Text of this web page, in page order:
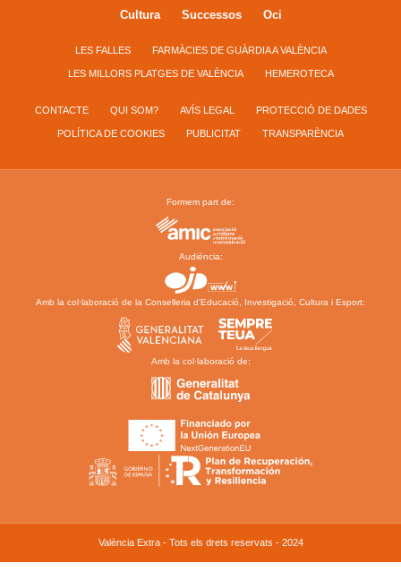
Cultura
Successos Oci
LES FALLES FARMÀCIES DE GUÀRDIA A VALÈNCIA
LES MILLORS PLATGES DE VALÈNCIA HEMEROTECA
CONTACTE QUI SOM? AVÍS LEGAL PROTECCIÓ DE DADES
POLÍTICA DE COOKIES PUBLICITAT TRANSPARÈNCIA
Formem part de:
Audiència:
Amb la col·laboració de la Conselleria d’Educació, Investigació, Cultura i Esport:
Amb la col·laboració de:
València Extra - Tots els drets reservats - 2024